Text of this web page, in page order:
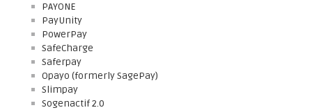
PAYONE
PayUnity
PowerPay
SafeCharge
Saferpay
Opayo (formerly SagePay)
Slimpay
Sogenactif 2.0